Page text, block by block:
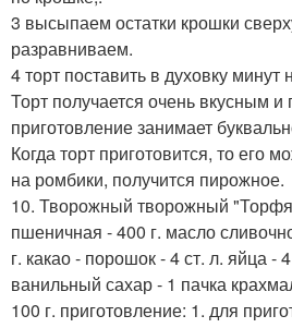
3 высыпаем остатки крошки
разравниваем.
4 торт поставить в духовку минут
Торт получается очень вкусным и
приготовление занимает
Когда торт приготовится, то его
на ромбики, получится пирожное.
10. Творожный творожный
пшеничная - 400 г. масло
г. какао - порошок - 4 ст. л. яйца -
ванильный сахар - 1 пачка
100 г. приготовление: 1. для